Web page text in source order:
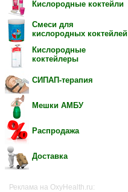
Кислородные коктейли
Смеси для
кислородных коктейлей
Кислородные
коктейлеры
СИПАП-терапия
Мешки АМБУ
Распродажа
Доставка
Реклама на OxyHealth.ru: